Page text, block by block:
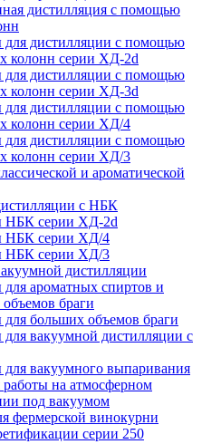
дистилляция с помощью
для дистилляции с помощью
колонн серии ХД-2d
для дистилляции с помощью
колонн серии ХД-3d
для дистилляции с помощью
колонн серии ХД/4
для дистилляции с помощью
колонн серии ХД/3
и ароматической
с НБК
НБК серии ХД-2d
НБК серии ХД/4
НБК серии ХД/3
дистилляции
ароматных спиртов и
браги
больших объемов браги
вакуумной дистилляции с
вакуумного выпаривания
на атмосферном
под вакуумом
фермерской винокурни
серии 250